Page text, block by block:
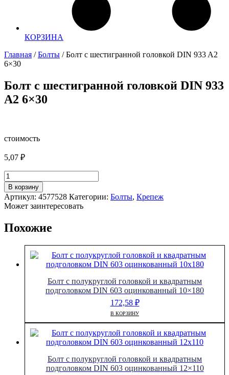
КОРЗИНА
Главная /Болты / Болт с шестигранной головкой DIN 933 A2
6×30
Болт с шестигранной головкой DIN 933
A2 6×30
стоимость
5,07 ₽
Количество
товара
Болт
с
шестигранной
DIN
В корзину
Артикул: 4577528 Категории: Болты, Крепеж
Может заинтересовать
Похожие
Болт с полукруглой головкой и квадратным
подголовком DIN 603 оцинкованный 10×180
172,58 ₽
В КОРЗИНУ
Болт с полукруглой головкой и квадратным
подголовком DIN 603 оцинкованный 12×110